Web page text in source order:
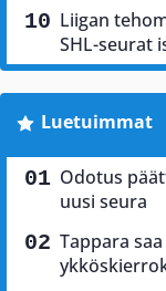
Liigan
SHL-seurat
Luetuimmat
Odotus
uusi seura
Tappara